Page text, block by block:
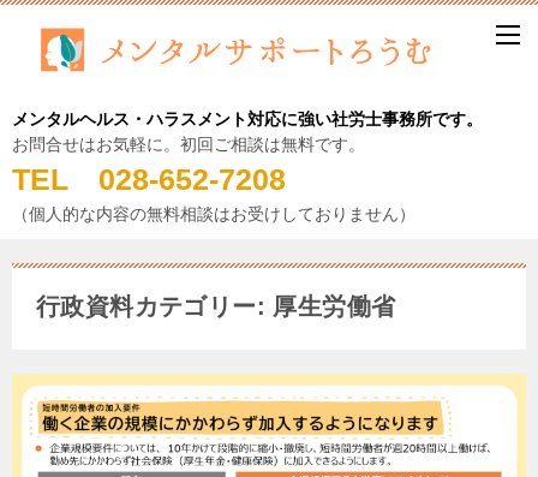
メンタルヘルス・ハラスメント対応に強い社労士事務所です。
お問合せはお気軽に。初回ご相談は無料です。
TEL 028-652-7208
（個人的な内容の無料相談はお受けしておりません）
行政資料カテゴリー: 厚生労働省